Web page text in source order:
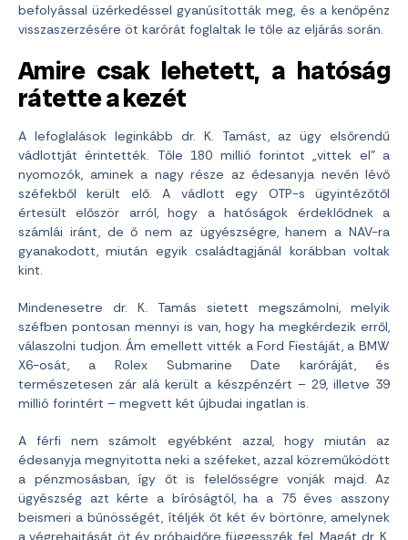
befolyással üzérkedéssel gyanúsították meg, és a kenőpénz
visszaszerzésére öt karórát foglaltak le tőle az eljárás során.
Amire csak lehetett, a hatóság
rátette a kezét
A lefoglalások leginkább dr. K. Tamást, az ügy elsőrendű
vádlottját érintették. Tőle 180 millió forintot „vittek el” a
nyomozók, aminek a nagy része az édesanyja nevén lévő
széfekből került elő. A vádlott egy OTP-s ügyintézőtől
értesült először arról, hogy a hatóságok érdeklődnek a
számlái iránt, de ő nem az ügyészségre, hanem a NAV-ra
gyanakodott, miután egyik családtagjánál korábban voltak
kint.
Mindenesetre dr. K. Tamás sietett megszámolni, melyik
széfben pontosan mennyi is van, hogy ha megkérdezik erről,
válaszolni tudjon. Ám emellett vitték a Ford Fiestáját, a BMW
X6-osát, a Rolex Submarine Date karóráját, és
természetesen zár alá került a készpénzért – 29, illetve 39
millió forintért – megvett két újbudai ingatlan is.
A férfi nem számolt egyébként azzal, hogy miután az
édesanyja megnyitotta neki a széfeket, azzal közreműködött
a pénzmosásban, így őt is felelősségre vonják majd. Az
ügyészség azt kérte a bíróságtól, ha a 75 éves asszony
beismeri a bűnösségét, ítéljék őt két év börtönre, amelynek
a végrehajtását öt év próbaidőre függesszék fel. Magát dr. K.